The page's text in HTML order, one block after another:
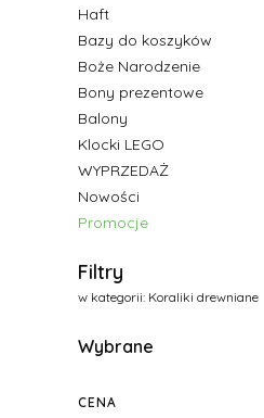
Haft
Bazy do koszyków
Boże Narodzenie
Bony prezentowe
Balony
Klocki LEGO
WYPRZEDAŻ
Nowości
Promocje
Filtry
w kategorii: Koraliki drewniane
Wybrane
CENA